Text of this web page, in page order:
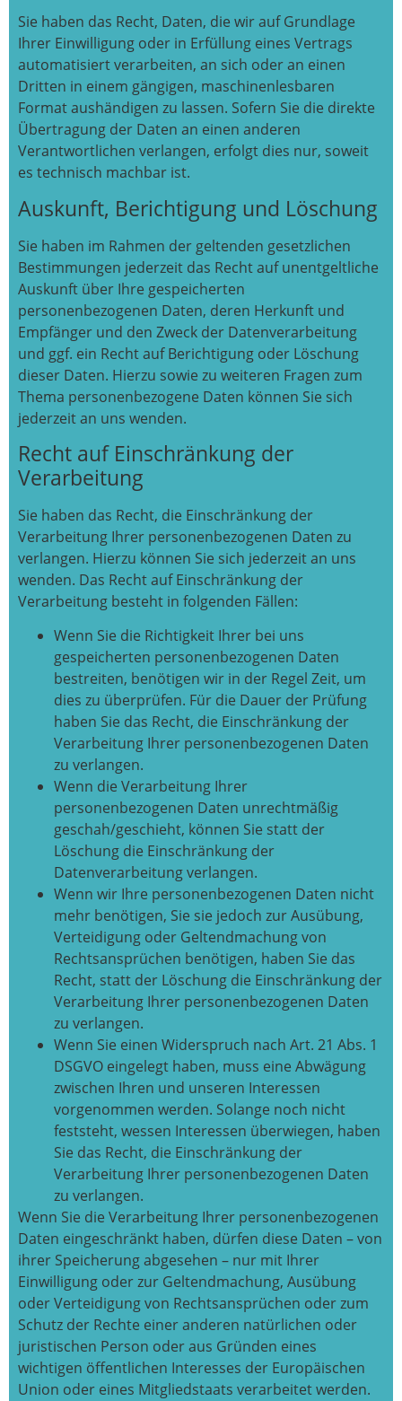
Sie haben das Recht, Daten, die wir auf Grundlage
Ihrer Einwilligung oder in Erfüllung eines Vertrags
automatisiert verarbeiten, an sich oder an einen
Dritten in einem gängigen, maschinenlesbaren
Format aushändigen zu lassen. Sofern Sie die direkte
Übertragung der Daten an einen anderen
Verantwortlichen verlangen, erfolgt dies nur, soweit
es technisch machbar ist.
Auskunft, Berichtigung und Löschung
Sie haben im Rahmen der geltenden gesetzlichen
Bestimmungen jederzeit das Recht auf unentgeltliche
Auskunft über Ihre gespeicherten
personenbezogenen Daten, deren Herkunft und
Empfänger und den Zweck der Datenverarbeitung
und ggf. ein Recht auf Berichtigung oder Löschung
dieser Daten. Hierzu sowie zu weiteren Fragen zum
Thema personenbezogene Daten können Sie sich
jederzeit an uns wenden.
Recht auf Einschränkung der
Verarbeitung
Sie haben das Recht, die Einschränkung der
Verarbeitung Ihrer personenbezogenen Daten zu
verlangen. Hierzu können Sie sich jederzeit an uns
wenden. Das Recht auf Einschränkung der
Verarbeitung besteht in folgenden Fällen:
Wenn Sie die Richtigkeit Ihrer bei uns
gespeicherten personenbezogenen Daten
bestreiten, benötigen wir in der Regel Zeit, um
dies zu überprüfen. Für die Dauer der Prüfung
haben Sie das Recht, die Einschränkung der
Verarbeitung Ihrer personenbezogenen Daten
zu verlangen.
Wenn die Verarbeitung Ihrer
personenbezogenen Daten unrechtmäßig
geschah/geschieht, können Sie statt der
Löschung die Einschränkung der
Datenverarbeitung verlangen.
Wenn wir Ihre personenbezogenen Daten nicht
mehr benötigen, Sie sie jedoch zur Ausübung,
Verteidigung oder Geltendmachung von
Rechtsansprüchen benötigen, haben Sie das
Recht, statt der Löschung die Einschränkung der
Verarbeitung Ihrer personenbezogenen Daten
zu verlangen.
Wenn Sie einen Widerspruch nach Art. 21 Abs. 1
DSGVO eingelegt haben, muss eine Abwägung
zwischen Ihren und unseren Interessen
vorgenommen werden. Solange noch nicht
feststeht, wessen Interessen überwiegen, haben
Sie das Recht, die Einschränkung der
Verarbeitung Ihrer personenbezogenen Daten
zu verlangen.
Wenn Sie die Verarbeitung Ihrer personenbezogenen
Daten eingeschränkt haben, dürfen diese Daten – von
ihrer Speicherung abgesehen – nur mit Ihrer
Einwilligung oder zur Geltendmachung, Ausübung
oder Verteidigung von Rechtsansprüchen oder zum
Schutz der Rechte einer anderen natürlichen oder
juristischen Person oder aus Gründen eines
wichtigen öffentlichen Interesses der Europäischen
Union oder eines Mitgliedstaats verarbeitet werden.